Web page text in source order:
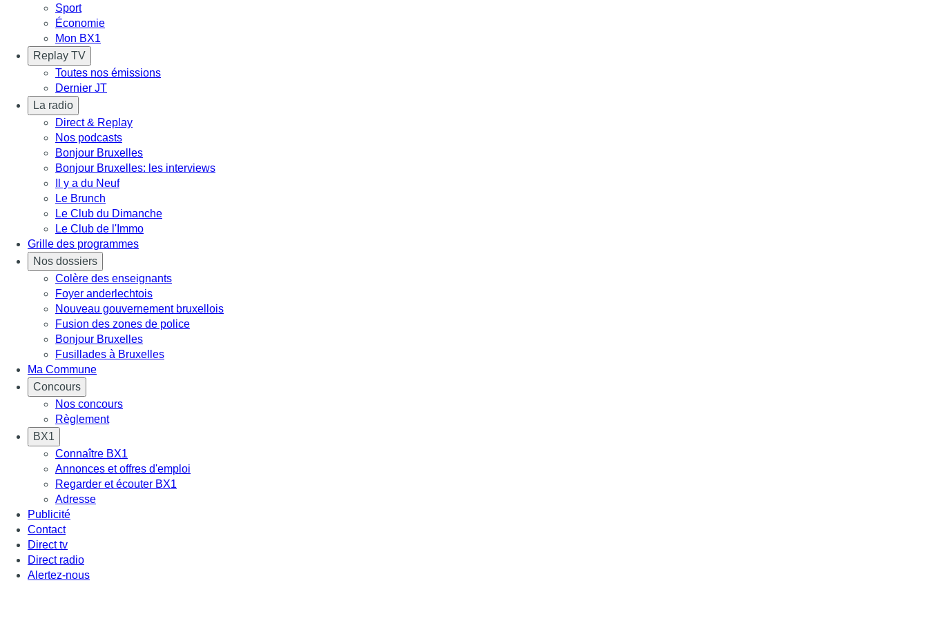
Sport
Économie
Mon BX1
Replay TV
Toutes nos émissions
Dernier JT
La radio
Direct & Replay
Nos podcasts
Bonjour Bruxelles
Bonjour Bruxelles: les interviews
Il y a du Neuf
Le Brunch
Le Club du Dimanche
Le Club de l'Immo
Grille des programmes
Nos dossiers
Colère des enseignants
Foyer anderlechtois
Nouveau gouvernement bruxellois
Fusion des zones de police
Bonjour Bruxelles
Fusillades à Bruxelles
Ma Commune
Concours
Nos concours
Règlement
BX1
Connaître BX1
Annonces et offres d'emploi
Regarder et écouter BX1
Adresse
Publicité
Contact
Direct tv
Direct radio
Alertez-nous